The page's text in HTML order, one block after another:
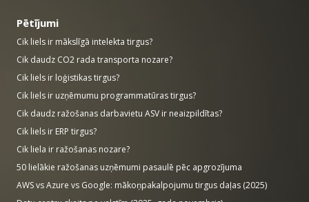
Pētījumi
Cik liels ir mākslīgā intelekta tirgus?
Cik daudz CO2 rada transporta nozare?
Cik liels ir loģistikas tirgus?
Cik liels ir uzņēmumu programmatūras tirgus?
Cik daudz ražošanas darbavietu ASV ir neaizpildītas?
Cik liels ir ERP tirgus?
Cik liela ir ražošanas nozare?
50 lielākie ražošanas uzņēmumi pasaulē pēc apgrozījuma
AWS vs Azure vs Google: mākoņpakalpojumu tirgus daļas (2025)